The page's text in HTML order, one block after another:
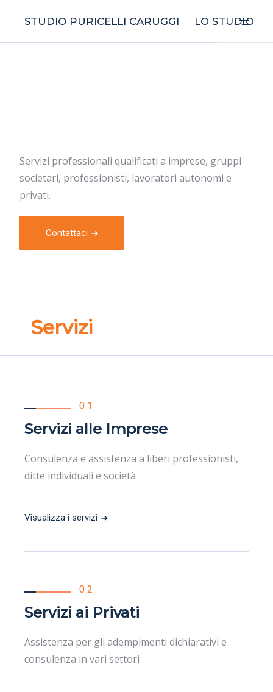
STUDIO PURICELLI CARUGGI LO STUDIO
Servizi professionali qualificati a imprese, gruppi
societari, professionisti, lavoratori autonomi e
privati.
Contattaci
Servizi
01
Servizi alle Imprese
Consulenza e assistenza a liberi professionisti,
ditte individuali e società
Visualizza i servizi
02
Servizi ai Privati
Assistenza per gli adempimenti dichiarativi e
consulenza in vari settori